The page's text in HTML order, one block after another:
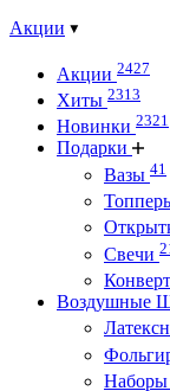
Акции
Акции 2427
Хиты 2313
Новинки 2321
Подарки
Вазы 41
Свечи
Воздушные